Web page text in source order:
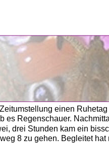
einen
Regenschauer.
drei Stunden kam ein
8 zu gehen. Begleitet